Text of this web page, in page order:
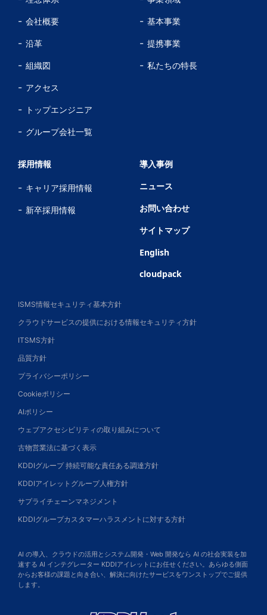
会社概要
沿革
組織図
アクセス
トップエンジニア
グループ会社一覧
基本事業
提携事業
私たちの特長
採用情報
キャリア採用情報
新卒採用情報
導入事例
ニュース
お問い合わせ
サイトマップ
English
cloudpack
ISMS情報セキュリティ基本方針
クラウドサービスの提供における情報セキュリティ方針
ITSMS方針
品質方針
プライバシーポリシー
Cookieポリシー
AIポリシー
ウェブアクセシビリティの取り組みについて
古物営業法に基づく表示
KDDIグループ 持続可能な責任ある調達方針
KDDIアイレットグループ人権方針
サプライチェーンマネジメント
KDDIグループカスタマーハラスメントに対する方針
AI の導入、クラウドの活用とシステム開発・Web 開発なら AI の社会実装を加
速する AI インテグレーター KDDIアイレットにお任せください。あらゆる側面
からお客様の課題と向き合い、解決に向けたサービスをワンストップでご提供
します。